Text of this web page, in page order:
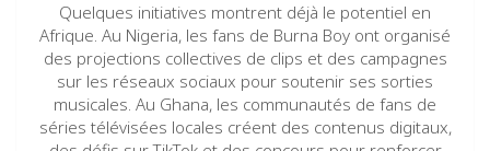
Quelques initiatives montrent déjà le potentiel en
Afrique. Au Nigeria, les fans de Burna Boy ont organisé
des projections collectives de clips et des campagnes
sur les réseaux sociaux pour soutenir ses sorties
musicales. Au Ghana, les communautés de fans de
séries télévisées locales créent des contenus digitaux,